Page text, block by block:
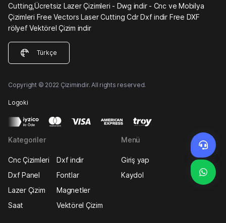
Cutting,Ücretsiz Lazer Çizimleri - Dwg indir - Cnc ve Mobilya
Çizimleri Free Vectors Laser Cutting Cdr Dxf indir Free DXF
rölyef Vektörel Çizim indir
Türkçe
Copyright © 2022 Çizimindir. All rights reserved.
Logoki
Kategoriler
Cnc Çizimleri
Dxf indir
Dxf Panel
Fontlar
Lazer Çizim
Magnetler
Saat
Vektörel Çizim
Menü
Giriş yap
Kaydol